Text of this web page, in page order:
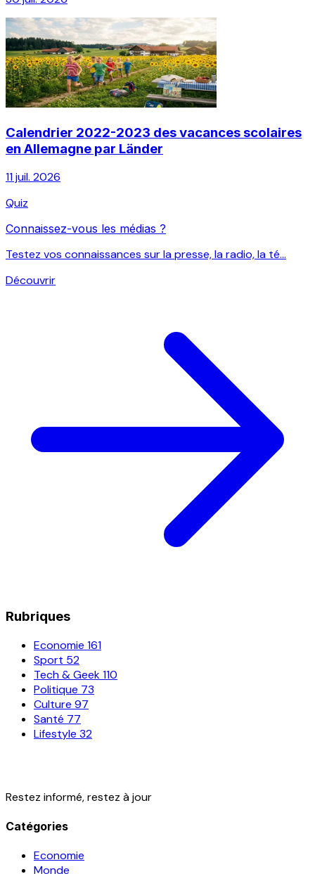
Calendrier 2022-2023 des vacances scolaires
en Allemagne par Länder
11 juil. 2026
Quiz
Connaissez-vous les médias ?
Testez vos connaissances sur la presse, la radio, la té...
Découvrir
Rubriques
Economie 161
Sport 52
Tech & Geek110
Politique 73
Culture 97
Santé 77
Lifestyle 32
Restez informé, restez à jour
Catégories
Economie
Monde